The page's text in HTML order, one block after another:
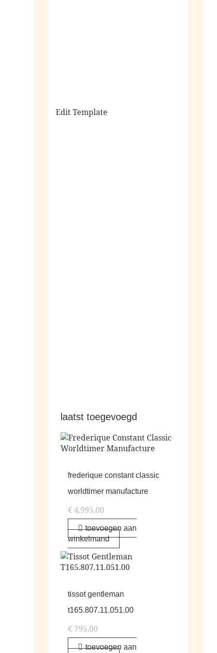
Edit Template
laatst toegevoegd
frederique constant classic
worldtimer manufacture
€4.995,00
toevoegen aan
winkelmand
tissot gentleman
t165.807.11.051.00
€ 795,00
toevoegen aan